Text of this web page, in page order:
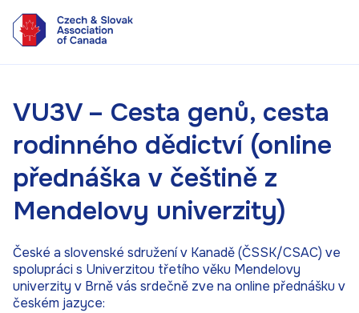
VU3V – Cesta genů, cesta
rodinného dědictví (online
přednáška v češtině z
Mendelovy univerzity)
České a slovenské sdružení v Kanadě (ČSSK/CSAC) ve
spolupráci s Univerzitou třetího věku Mendelovy
univerzity v Brně vás srdečně zve na online přednášku v
českém jazyce: